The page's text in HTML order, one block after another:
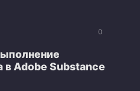
0
в Adobe Substance